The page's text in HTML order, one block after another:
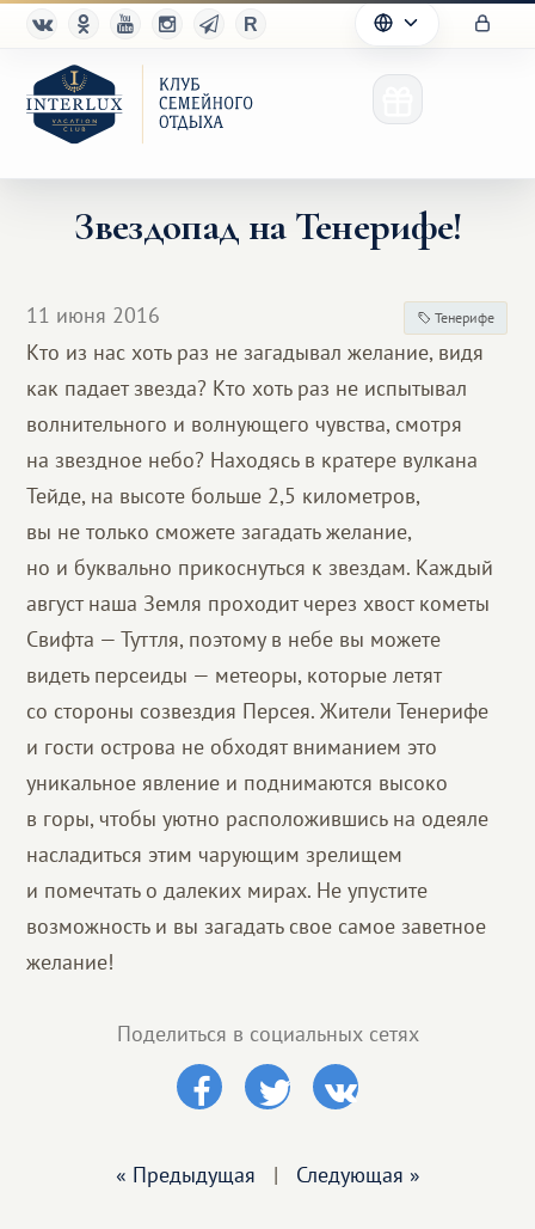
Преимущества
Партнерам
Благотворительность
Звездопад на Тенерифе!
11 июня 2016 Тенерифе
Кто из нас хоть раз не загадывал желание, видя
как падает звезда? Кто хоть раз не испытывал
волнительного и волнующего чувства, смотря
на звездное небо? Находясь в кратере вулкана
Тейде, на высоте больше 2,5 километров,
вы не только сможете загадать желание,
но и буквально прикоснуться к звездам. Каждый
август наша Земля проходит через хвост кометы
Свифта — Туттля, поэтому в небе вы можете
видеть персеиды — метеоры, которые летят
со стороны созвездия Персея. Жители Тенерифе
и гости острова не обходят вниманием это
уникальное явление и поднимаются высоко
в горы, чтобы уютно расположившись на одеяле
насладиться этим чарующим зрелищем
и помечтать о далеких мирах. Не упустите
возможность и вы загадать свое самое заветное
желание!
Поделиться в социальных сетях
« Предыдущая | Следующая »